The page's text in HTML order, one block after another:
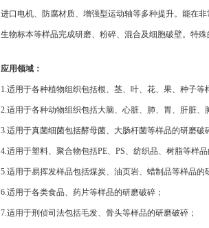
进口电机、防腐材质、增强型运动轴等多种提升。能在
生物标本等样品完成研磨、粉碎、混合及细胞破壁。特
应用领域：
1.适用于各种植物组织包括根、茎、叶、花、果、种子等
2.适用于各种动物组织包括大脑、心脏、肺、胃、肝脏
3.适用于真菌细菌包括酵母菌、大肠杆菌等样品的研磨破
4.适用于塑料、聚合物包括PE、PS、纺织品、树脂等样品
5.适用于易挥发样品包括煤炭、油页岩、蜡制品等样品的
6.适用于各类食品、药片等样品的研磨破碎；
7.适用于刑侦司法包括毛发、骨头等样品的研磨破碎；